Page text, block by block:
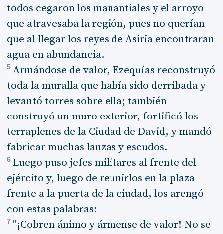
todos cegaron los manantiales y el arroyo
que atravesaba la región, pues no querían
que al llegar los reyes de Asiria encontraran
agua en abundancia.
5 Armándose de valor, Ezequías reconstruyó
toda la muralla que había sido derribada y
levantó torres sobre ella; también
construyó un muro exterior, fortificó los
terraplenes de la Ciudad de David, y mandó
fabricar muchas lanzas y escudos.
6 Luego puso jefes militares al frente del
ejército y, luego de reunirlos en la plaza
frente a la puerta de la ciudad, los arengó
con estas palabras:
7 "¡Cobren ánimo y ármense de valor! No se